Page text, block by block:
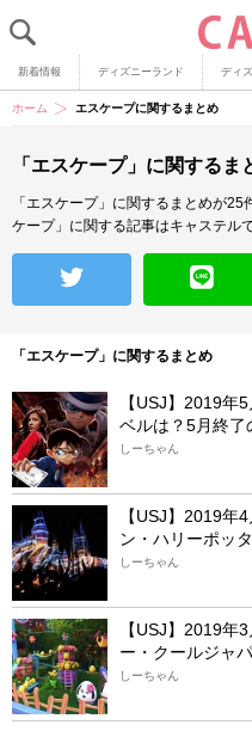
新着情報 ディズニーランド ディ
ホーム エスケープに関するまとめ
「エスケープ」に関するま
「エスケープ」に関するまとめが25
ケープ」に関する記事はキャステル
「エスケープ」に関するまとめ
【USJ】2019年
ベルは？5月終了
しーちゃん
【USJ】2019年
ン・ハリーポッ
しーちゃん
【USJ】2019年
ー・クールジャ
しーちゃん